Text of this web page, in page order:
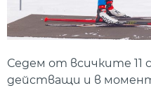
Седем от всичките 11
действащи и в